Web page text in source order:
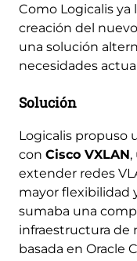
Como Logicalis ya
creación del
una solución
necesidades
Solución
Logicalis propuso
con Cisco VXLAN,
extender redes
mayor flexibilidad
sumaba una
infraestructura de
basada en Oracle